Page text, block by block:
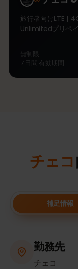
旅行者向けLTE |
Unlimitedプリペ
無制限
7 日間 有効期間
チェコ
補足情報
勤務先
チェコ